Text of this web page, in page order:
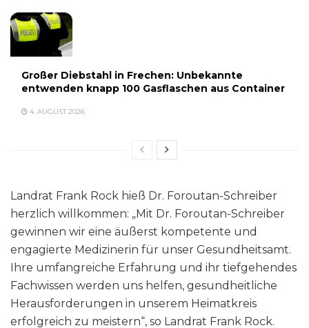
Großer Diebstahl in Frechen: Unbekannte
entwenden knapp 100 Gasflaschen aus Container
4. AUGUST 2026
Landrat Frank Rock hieß Dr. Foroutan-Schreiber
herzlich willkommen: „Mit Dr. Foroutan-Schreiber
gewinnen wir eine äußerst kompetente und
engagierte Medizinerin für unser Gesundheitsamt.
Ihre umfangreiche Erfahrung und ihr tiefgehendes
Fachwissen werden uns helfen, gesundheitliche
Herausforderungen in unserem Heimatkreis
erfolgreich zu meistern“, so Landrat Frank Rock.